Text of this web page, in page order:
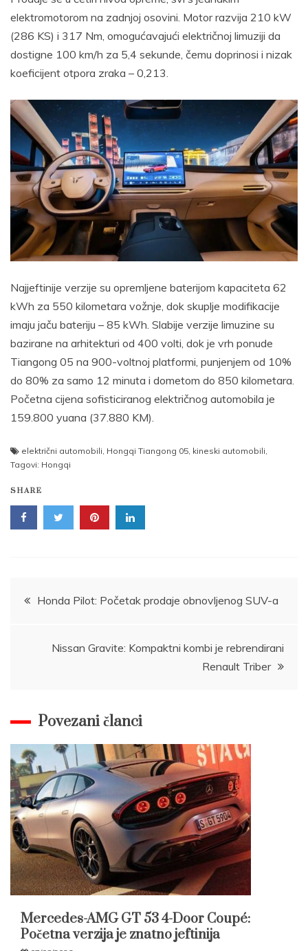
elektromotorom na zadnjoj osovini. Motor razvija 210 kW
(286 KS) i 317 Nm, omogućavajući električnoj limuziji da
dostigne 100 km/h za 5,4 sekunde, čemu doprinosi i nizak
koeficijent otpora zraka – 0,213.
Najjeftinije verzije su opremljene baterijom kapaciteta 62
kWh za 550 kilometara vožnje, dok skuplje modifikacije
imaju jaču bateriju – 85 kWh. Slabije verzije limuzine su
bazirane na arhitekturi od 400 volti, dok je vrh ponude
Tiangong 05 na 900-voltnoj platformi, punjenjem od 10%
do 80% za samo 12 minuta i dometom do 850 kilometara.
Početna cijena sofisticiranog električnog automobila je
159.800 yuana (37.880 KM).
električni automobili, Hongqi Tiangong 05, kineski automobili,
Tagovi: Hongqi
SHARE
Post
Honda Pilot: Početak prodaje obnovljenog SUV-a
Nissan Gravite: Kompaktni kombi je rebrendirani
Renault Triber
Povezani članci
Mercedes-AMG GT 53 4-Door Coupé:
Početna verzija je znatno jeftinija